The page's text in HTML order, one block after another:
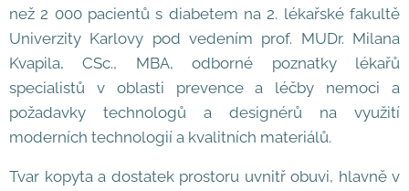
než 2 000 pacientů s diabetem na 2. lékařské fakultě
Univerzity Karlovy pod vedením prof. MUDr. Milana
Kvapila, CSc., MBA, odborné poznatky lékařů
specialistů v oblasti prevence a léčby nemoci a
požadavky technologů a designérů na využití
moderních technologií a kvalitních materiálů.
​Tvar kopyta a dostatek prostoru uvnitř obuvi, hlavně v